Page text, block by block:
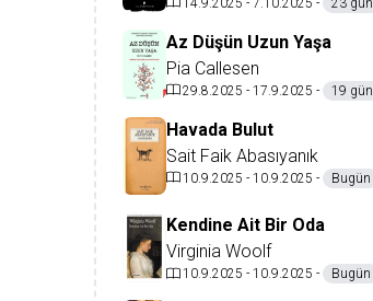
Az Düşün Uzun Yaşa
Pia Callesen
29.8.2025 - 17.9.2025 - 19 gün
Havada Bulut
Sait Faik Abasıyanık
10.9.2025 - 10.9.2025 - Bugün
Kendine Ait Bir Oda
Virginia Woolf
10.9.2025 - 10.9.2025 - Bugün